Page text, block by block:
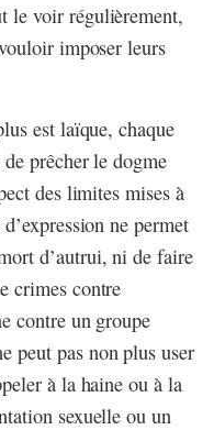
le voir régulièrement,
imposer leurs
est laïque, chaque
prêcher le dogme
des limites mises à
ne permet
d’autrui, ni de faire
crimes contre
contre un groupe
peut pas non plus user
à la haine ou à la
sexuelle ou un